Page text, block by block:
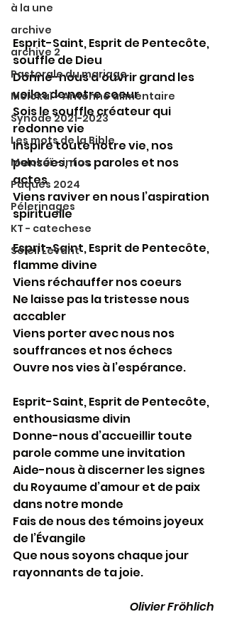
à la une
archive
archive 2
Pastorale du mariage
Molokaï - Antenne alimentaire
Synode 2021-2023
Les mots de la Bible
Molokaï - infos
Paques 2024
Pélerinages
KT - catechese
Soleil Levant
Esprit-Saint, Esprit de Pentecôte,
souffle de Dieu
Donne-nous d’ouvrir grand les
voiles de notre coeur
Sois le souffle créateur qui
redonne vie
Inspire toute notre vie, nos
pensées, nos paroles et nos
actes
Viens raviver en nous l’aspiration
spirituelle
Esprit-Saint, Esprit de Pentecôte,
flamme divine
Viens réchauffer nos coeurs
Ne laisse pas la tristesse nous
accabler
Viens porter avec nous nos
souffrances et nos échecs
Ouvre nos vies à l’espérance.
Esprit-Saint, Esprit de Pentecôte,
enthousiasme divin
Donne-nous d’accueillir toute
parole comme une invitation
Aide-nous à discerner les signes
du Royaume d’amour et de paix
dans notre monde
Fais de nous des témoins joyeux
de l’Évangile
Que nous soyons chaque jour
rayonnants de ta joie.
Olivier Fröhlich